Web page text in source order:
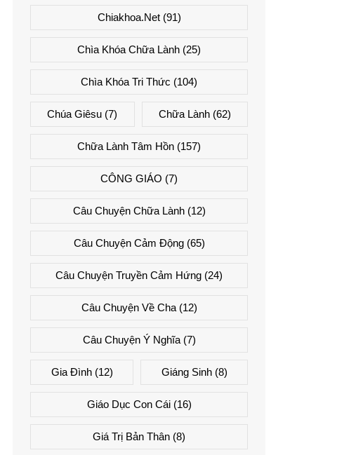
Chiakhoa.net(91)
Chìa Khóa Chữa Lành (25)
Chìa Khóa Tri Thức (104)
Chúa Giêsu (7) Chữa Lành(62)
Chữa Lành Tâm Hồn (157)
CÔNG GIÁO (7)
Câu Chuyện Chữa Lành(12)
Câu Chuyện Cảm Động(65)
Câu Chuyện Truyền Cảm Hứng (24)
Câu Chuyện Về Cha(12)
Câu Chuyện Ý Nghĩa(7)
Gia Đình(12) Giáng Sinh(8)
Giáo Dục Con Cái(16)
Giá Trị Bản Thân (8)